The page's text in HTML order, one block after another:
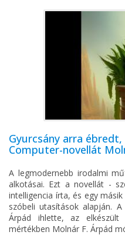
Gyurcsány arra
Computer-novellát
A legmodernebb irodalmi
alkotásai. Ezt a novellát -
intelligencia írta, és egy
szóbeli utasítások alapján.
Árpád ihlette, az elkészült
mértékben Molnár F. Árpád